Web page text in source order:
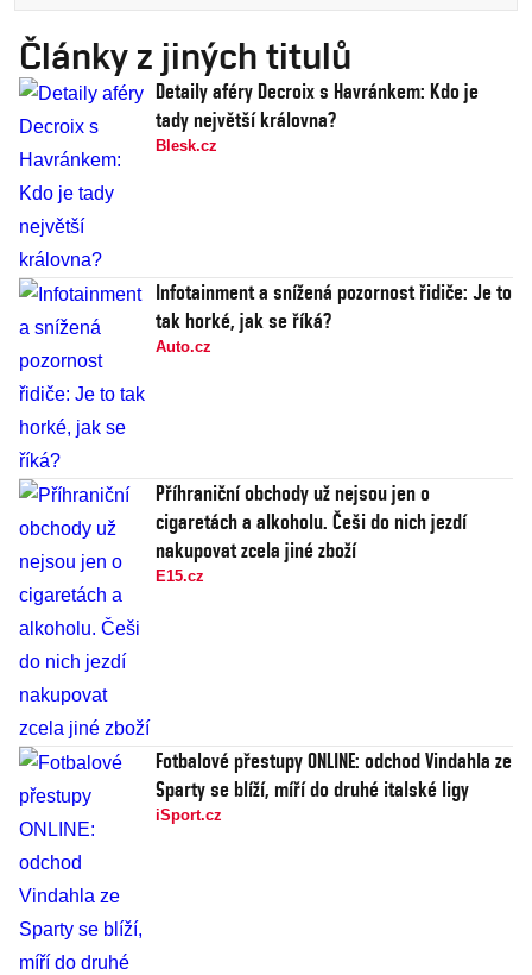
Články z jiných titulů
Detaily aféry Decroix s Havránkem: Kdo je
tady největší královna?
Blesk.cz
Infotainment a snížená pozornost řidiče: Je to
tak horké, jak se říká?
Auto.cz
Příhraniční obchody už nejsou jen o
cigaretách a alkoholu. Češi do nich jezdí
nakupovat zcela jiné zboží
E15.cz
Fotbalové přestupy ONLINE: odchod Vindahla ze
Sparty se blíží, míří do druhé italské ligy
iSport.cz